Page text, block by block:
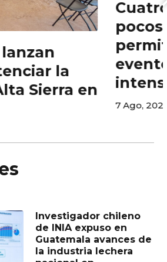
de lluvia en
el monitoreo que
uno de los
más
Atacama
Investigador chileno
de INIA expuso en
Guatemala avances de
la industria lechera